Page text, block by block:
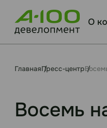
О
ГлавнаяПресс-центр
Восемь